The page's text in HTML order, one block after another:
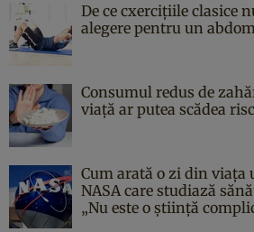
De ce cxercițiile clasice
alegere pentru un
Consumul redus de
viață ar putea scădea
Cum arată o zi din viața
NASA care studiază
„Nu este o știință